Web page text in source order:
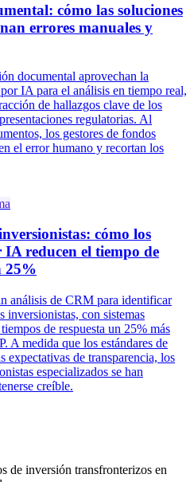
cómo las soluciones
errores manuales y
documental aprovechan la
IA para el análisis en tiempo real,
de hallazgos clave de los
regulatorias. Al
los gestores de fondos
el error humano y recortan los
cómo los
IA reducen el tiempo de
25%
análisis de CRM para identificar
inversionistas, con sistemas
de respuesta un 25% más
A medida que los estándares de
expectativas de transparencia, los
especializados se han
creíble.
de inversión transfronterizos en